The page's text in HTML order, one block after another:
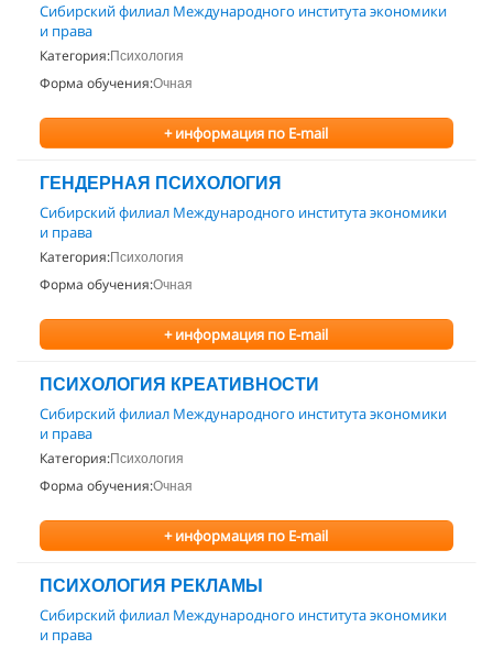
Сибирский филиал Международного института экономики
и права
Категория:Психология
Форма обучения:Очная
+ информация по E-mail
ГЕНДЕРНАЯ ПСИХОЛОГИЯ
Сибирский филиал Международного института экономики
и права
Категория:Психология
Форма обучения:Очная
+ информация по E-mail
ПСИХОЛОГИЯ КРЕАТИВНОСТИ
Сибирский филиал Международного института экономики
и права
Категория:Психология
Форма обучения:Очная
+ информация по E-mail
ПСИХОЛОГИЯ РЕКЛАМЫ
Сибирский филиал Международного института экономики
и права